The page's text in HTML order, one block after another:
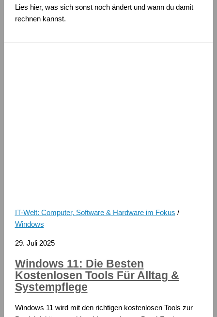
Lies hier, was sich sonst noch ändert und wann du damit
rechnen kannst.
IT-Welt: Computer, Software & Hardware im Fokus /
Windows
29. Juli 2025
Windows 11: Die Besten
Kostenlosen Tools Für Alltag &
Systempflege
Windows 11 wird mit den richtigen kostenlosen Tools zur